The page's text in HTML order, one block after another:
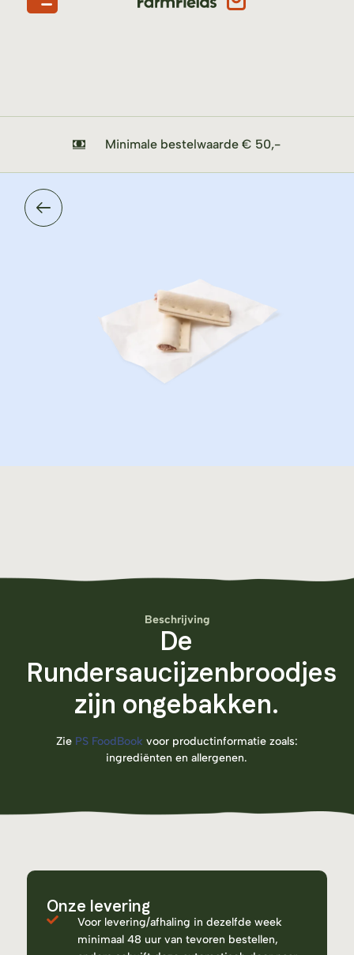
Minimale bestelwaarde € 50,-
Beschrijving
De
Rundersaucijzenbroodjes
zijn ongebakken.
Zie PS FoodBook voor productinformatie zoals:
ingrediënten en allergenen.
Onze levering
Voor levering/afhaling in dezelfde week
minimaal 48 uur van tevoren bestellen,